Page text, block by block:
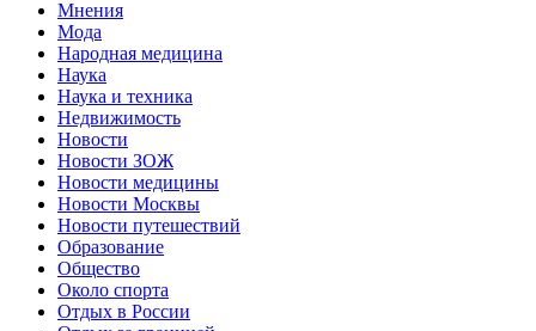
Мнения
Мода
Народная медицина
Наука
Наука и техника
Недвижимость
Новости
Новости ЗОЖ
Новости медицины
Новости Москвы
Новости путешествий
Образование
Общество
Около спорта
Отдых в России